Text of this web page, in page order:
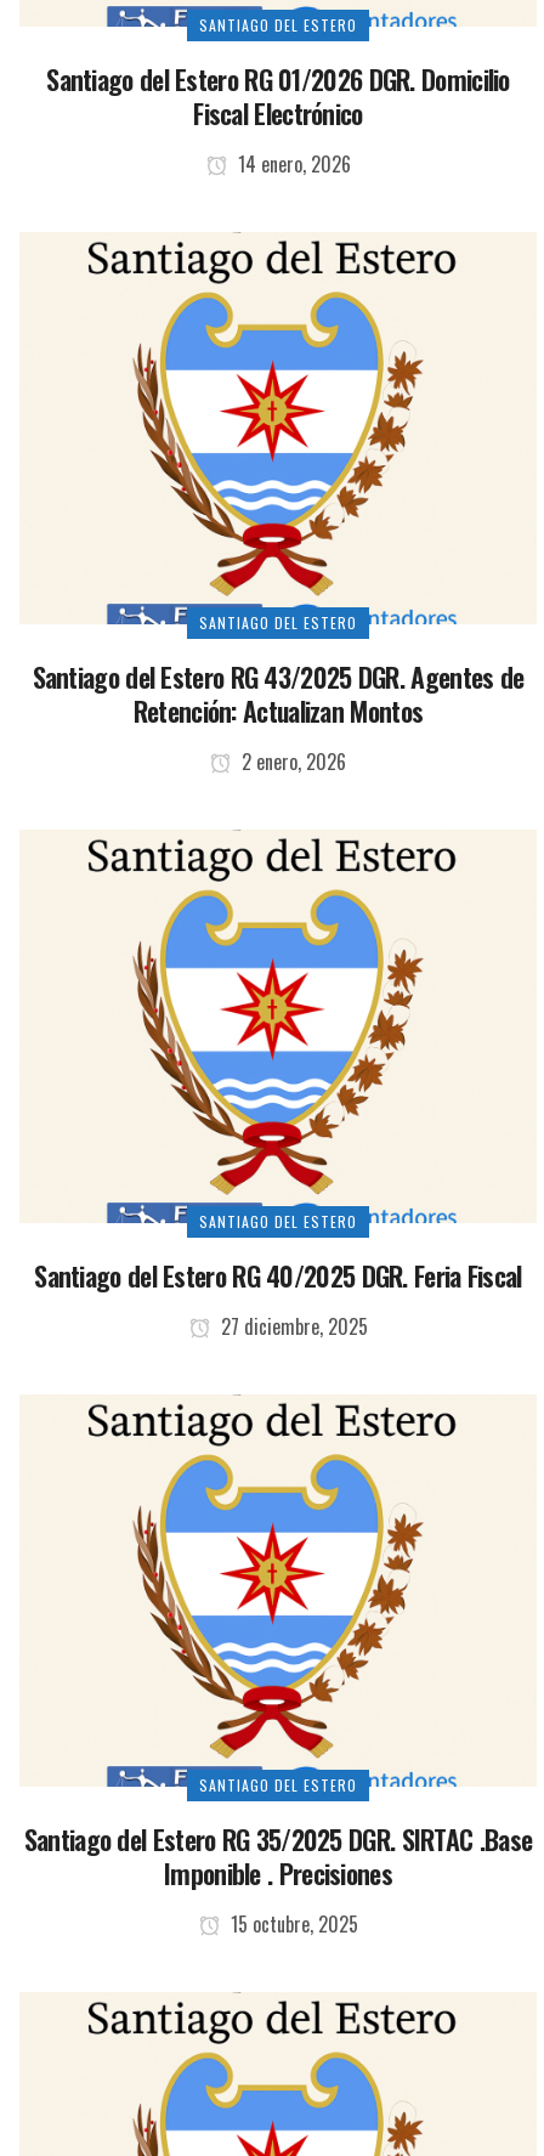
SANTIAGO DEL ESTERO
Santiago del Estero RG 01/2026 DGR. Domicilio
Fiscal Electrónico
14 enero, 2026
SANTIAGO DEL ESTERO
Santiago del Estero RG 43/2025 DGR. Agentes de
Retención: Actualizan Montos
2 enero, 2026
SANTIAGO DEL ESTERO
Santiago del Estero RG 40/2025 DGR. Feria Fiscal
27 diciembre, 2025
SANTIAGO DEL ESTERO
Santiago del Estero RG 35/2025 DGR. SIRTAC .Base
Imponible . Precisiones
15 octubre, 2025